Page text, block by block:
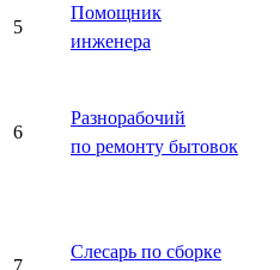
5
Помощник
инженера
6
Разнорабочий
по ремонту бытовок
7
Слесарь по сборке